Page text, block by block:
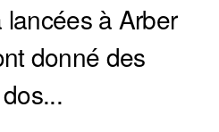
lancées à Arber
donné des